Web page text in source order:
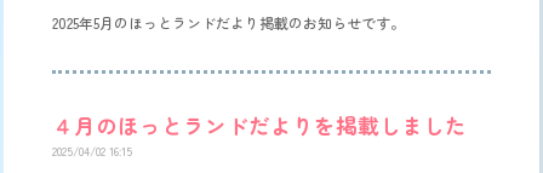
2025年5月のほっとランドだより掲載のお知らせです。
４月のほっとランドだよりを掲載しました
2025/04/02 16:15